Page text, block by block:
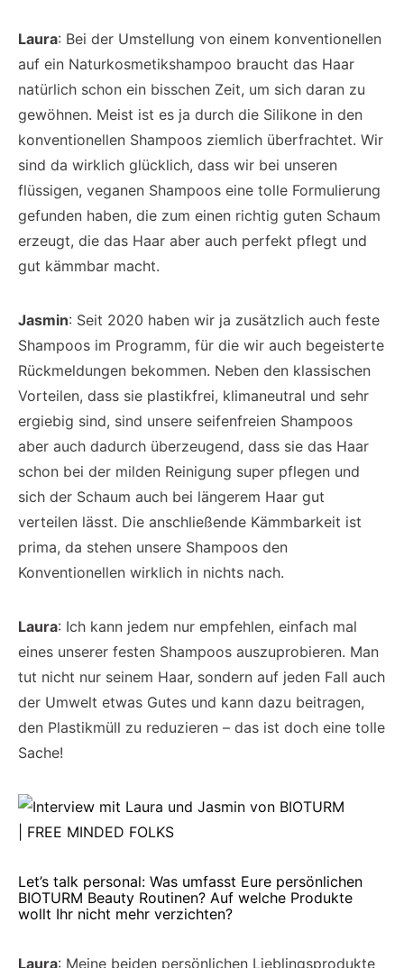
Laura: Bei der Umstellung von einem konventionellen
auf ein Naturkosmetikshampoo braucht das Haar
natürlich schon ein bisschen Zeit, um sich daran zu
gewöhnen. Meist ist es ja durch die Silikone in den
konventionellen Shampoos ziemlich überfrachtet. Wir
sind da wirklich glücklich, dass wir bei unseren
flüssigen, veganen Shampoos eine tolle Formulierung
gefunden haben, die zum einen richtig guten Schaum
erzeugt, die das Haar aber auch perfekt pflegt und
gut kämmbar macht.
Jasmin: Seit 2020 haben wir ja zusätzlich auch feste
Shampoos im Programm, für die wir auch begeisterte
Rückmeldungen bekommen. Neben den klassischen
Vorteilen, dass sie plastikfrei, klimaneutral und sehr
ergiebig sind, sind unsere seifenfreien Shampoos
aber auch dadurch überzeugend, dass sie das Haar
schon bei der milden Reinigung super pflegen und
sich der Schaum auch bei längerem Haar gut
verteilen lässt. Die anschließende Kämmbarkeit ist
prima, da stehen unsere Shampoos den
Konventionellen wirklich in nichts nach.
Laura: Ich kann jedem nur empfehlen, einfach mal
eines unserer festen Shampoos auszuprobieren. Man
tut nicht nur seinem Haar, sondern auf jeden Fall auch
der Umwelt etwas Gutes und kann dazu beitragen,
den Plastikmüll zu reduzieren – das ist doch eine tolle
Sache!
Let’s talk personal: Was umfasst Eure persönlichen
BIOTURM Beauty Routinen? Auf welche Produkte
wollt Ihr nicht mehr verzichten?
Laura: Meine beiden persönlichen Lieblingsprodukte